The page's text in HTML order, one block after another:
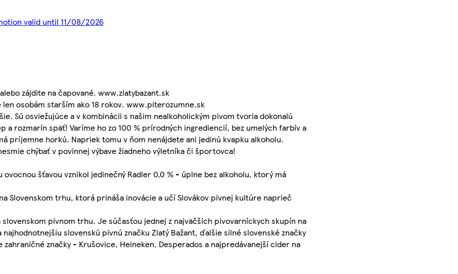
valid until 11/08/2026
zájdite na čapované. www.zlatybazant.sk
osobám starším ako 18 rokov. www.piterozumne.sk
Sú osviežujúce a v kombinácii s našim nealkoholickým pivom tvoria dokonalú
a rozmarín späť! Varíme ho zo 100 % prírodných ingrediencií, bez umelých farbív a
príjemne horkú. Napriek tomu v ňom nenájdete ani jedinú kvapku alkoholu.
chýbať v povinnej výbave žiadneho výletníka či športovca!
šťavou vznikol jedinečný Radler 0,0 % - úplne bez alkoholu, ktorý má
Slovenskom trhu, ktorá prináša inovácie a učí Slovákov pivnej kultúre naprieč
slovenskom pivnom trhu. Je súčasťou jednej z najväčších pivovarníckych skupín na
najhodnotnejšiu slovenskú pivnú značku Zlatý Bažant, ďalšie silné slovenské značky
značky - Krušovice, Heineken, Desperados a najpredávanejší cider na